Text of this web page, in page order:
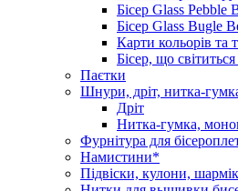
Бісер Glass Pebble
Бісер Glass Bugle
Карти кольорів та
Бісер, що
Паєтки
Шнури, дріт, нитка-
Дріт
Нитка-гумка,
Фурнітура для
Намистини*
Підвіски, кулони,